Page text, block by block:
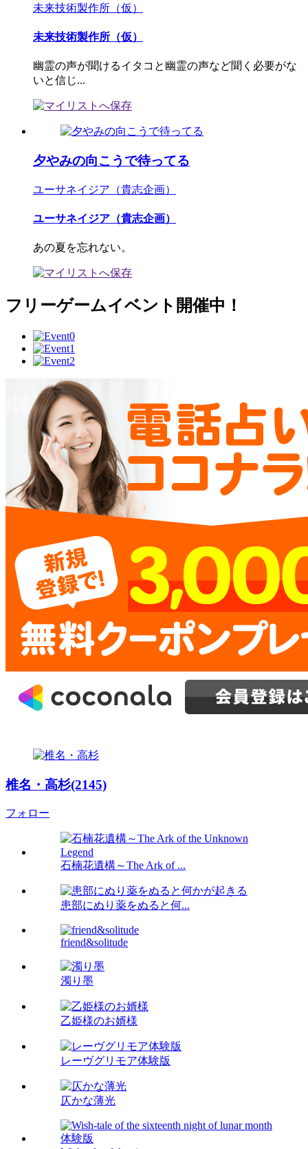
未来技術製作所（仮）
未来技術製作所（仮）
幽霊の声が聞けるイタコと幽霊の声など聞く必要がな
いと信じ...
夕やみの向こうで待ってる
ユーサネイジア（貴志企画）
ユーサネイジア（貴志企画）
あの夏を忘れない。
フリーゲームイベント開催中！
椎名・高杉(2145)
フォロー
石楠花遺構～The Ark of ...
患部にぬり薬をぬると何...
friend&solitude
濁り墨
乙姫様のお婿様
レーヴグリモア体験版
仄かな薄光